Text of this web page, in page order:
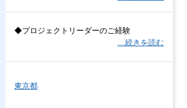
◆プロジェクトリーダーのご経験
…続きを読む
東京都